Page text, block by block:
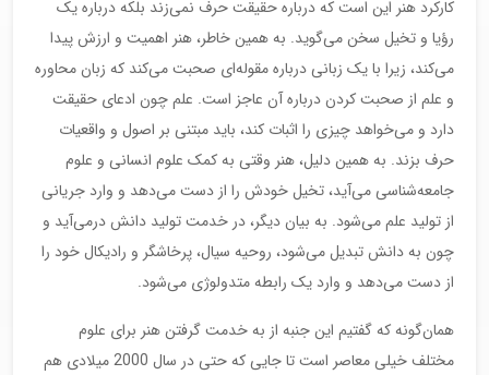
کارکرد هنر این است که درباره حقیقت حرف نمی‌زند بلکه درباره یک
رؤیا و تخیل سخن می‌گوید. به همین خاطر، هنر اهمیت و ارزش پیدا
می‌کند، زیرا با یک زبانی درباره مقوله‌ای صحبت می‌کند که زبان محاوره
و علم از صحبت کردن درباره آن عاجز است. علم چون ادعای حقیقت
دارد و می‌خواهد چیزی را اثبات کند، باید مبتنی بر اصول و واقعیات
حرف بزند. به همین دلیل، هنر وقتی به کمک علوم انسانی و علوم
جامعه‌شناسی می‌آید، تخیل خودش را از دست می‌دهد و وارد جریانی
از تولید علم می‌شود. به بیان دیگر، در خدمت تولید دانش درمی‌آید و
چون به دانش تبدیل می‌شود، روحیه سیال، پرخاشگر و رادیکال خود را
از دست می‌دهد و وارد یک رابطه متدولوژی می‌شود.
همان‌گونه که گفتیم این جنبه از به خدمت گرفتن هنر برای علوم
مختلف خیلی معاصر است تا جایی که حتی در سال 2000 میلادی هم